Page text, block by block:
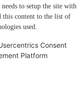
to setup the site with
this content to the list of
used.
Consent
Platform